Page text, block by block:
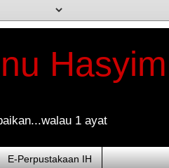
Hasyim
1 ayat
E-Perpustakaan IH